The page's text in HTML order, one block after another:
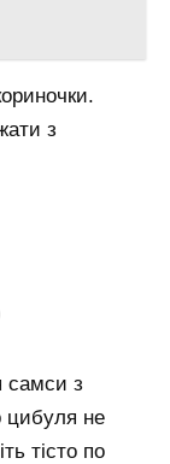
з
самси з
цибуля не
тісто по